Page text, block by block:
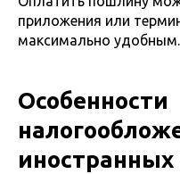
приложения или
максимально удобным.
Особенности